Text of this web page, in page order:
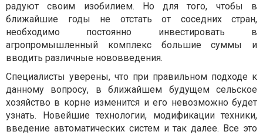
радуют своим изобилием. Но для того, чтобы в
ближайшие годы не отстать от соседних стран,
необходимо постоянно инвестировать в
агропромышленный комплекс большие суммы и
вводить различные нововведения.
Специалисты уверены, что при правильном подходе к
данному вопросу, в ближайшем будущем сельское
хозяйство в корне изменится и его невозможно будет
узнать. Новейшие технологии, модификации техники,
введение автоматических систем и так далее. Все это